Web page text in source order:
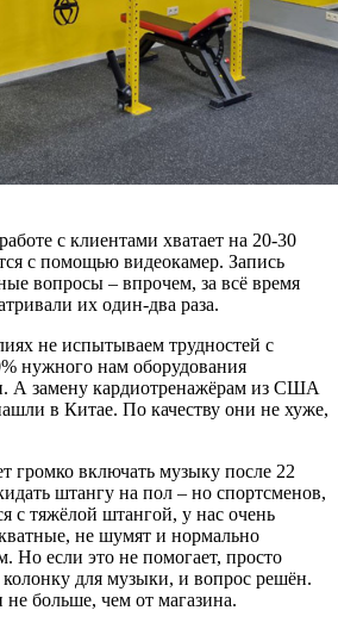
с клиентами хватает на 20-30
с помощью видеокамер. Запись
вопросы – впрочем, за всё время
их один-два раза.
не испытываем трудностей с
нужного нам оборудования
А замену кардиотренажёрам из США
в Китае. По качеству они не хуже,
громко включать музыку после 22
штангу на пол – но спортсменов,
с тяжёлой штангой, у нас очень
не шумят и нормально
Но если это не помогает, просто
для музыки, и вопрос решён.
больше, чем от магазина.